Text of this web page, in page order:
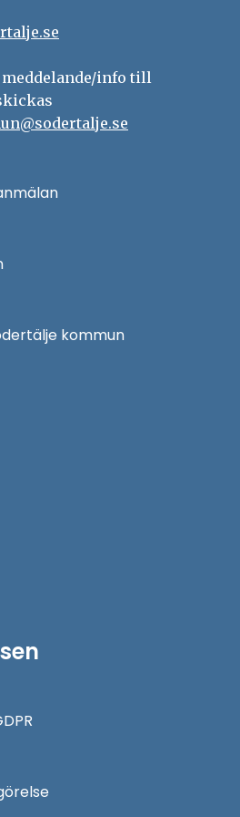
meddelande/info till
kommun